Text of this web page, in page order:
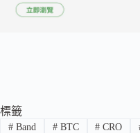
標籤
#Band #BTC # CRO